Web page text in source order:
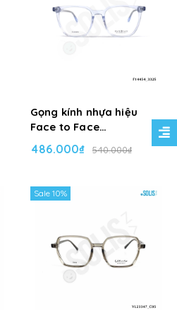
Gọng kính nhựa hiệu
Face to Face
486.000₫ 540.000₫
Sale 10%